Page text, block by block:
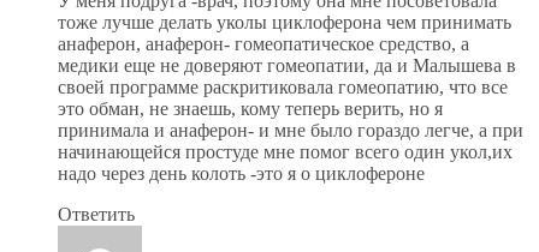
тоже лучше делать уколы циклоферона чем принимать
анаферон, анаферон- гомеопатическое средство, а
медики еще не доверяют гомеопатии, да и Малышева в
своей программе раскритиковала гомеопатию, что все
это обман, не знаешь, кому теперь верить, но я
принимала и анаферон- и мне было гораздо легче, а при
начинающейся простуде мне помог всего один укол,их
надо через день колоть -это я о циклофероне
Ответить